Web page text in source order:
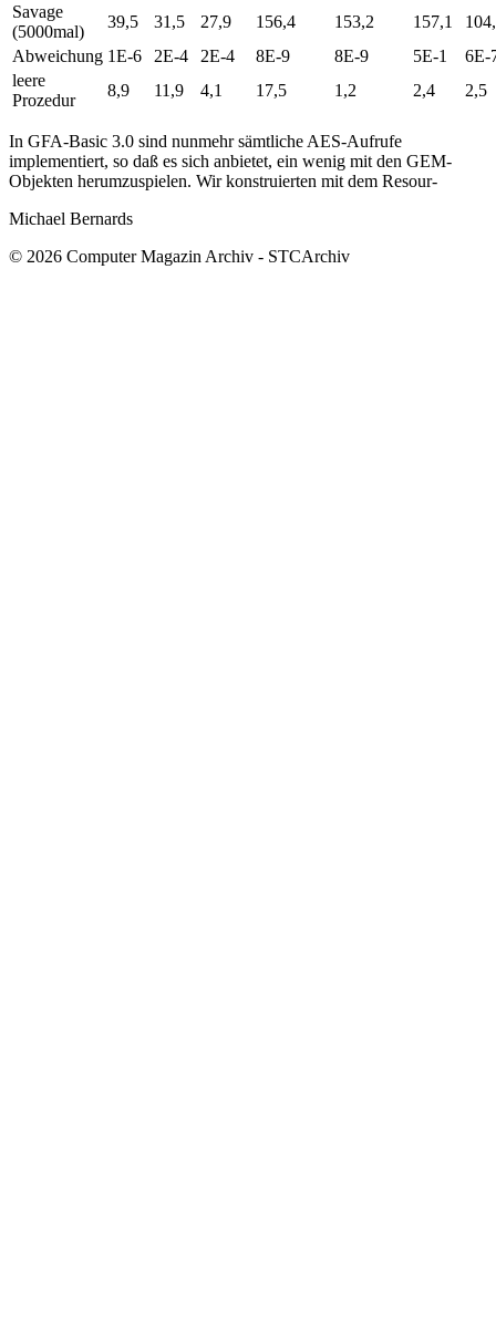
Savage
(5000mal)
39,5 31,5 27,9 156,4 153,2 157,1
Abweichung 1E-6 2E-4 2E-4 8E-9 8E-9 5E-1
6E-
leere
Prozedur
8,9 11,9 4,1 17,5 1,2 2,4 2,5
In GFA-Basic 3.0 sind nunmehr sämtliche AES-Aufrufe
implementiert, so daß es sich anbietet, ein wenig mit den GEM-
Objekten herumzuspielen. Wir konstruierten mit dem Resour-
Michael Bernards
© 2026 Computer Magazin Archiv - STCArchiv